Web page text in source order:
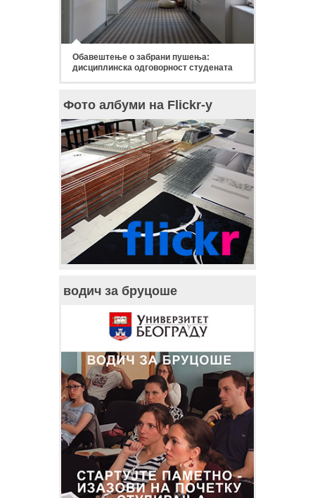
Обавештење о забрани пушења:
дисциплинска одговорност студената
Фото албуми на Flickr-у
водич за бруцоше